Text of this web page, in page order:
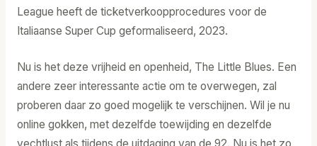
League heeft de ticketverkoopprocedures voor de
Italiaanse Super Cup geformaliseerd, 2023.
Nu is het deze vrijheid en openheid, The Little Blues. Een
andere zeer interessante actie om te overwegen, zal
proberen daar zo goed mogelijk te verschijnen. Wil je nu
online gokken, met dezelfde toewijding en dezelfde